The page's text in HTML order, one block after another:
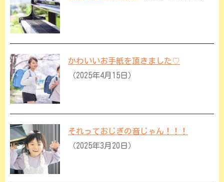
かわいいお手紙を頂きました♡
（2025年4月15日）
それっておじぎの音じゃん！！！
（2025年3月20日）